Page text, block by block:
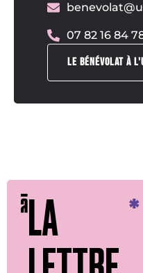
07 82 16 84
LE BÉNÉVOLAT À
LA